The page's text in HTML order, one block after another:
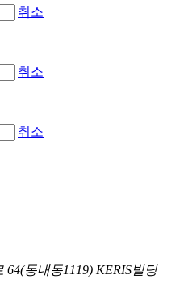
취소
취소
취소
동내동1119) KERIS빌딩